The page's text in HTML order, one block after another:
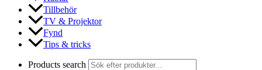
Tillbehör
TV & Projektor
Fynd
Tips & tricks
Products search